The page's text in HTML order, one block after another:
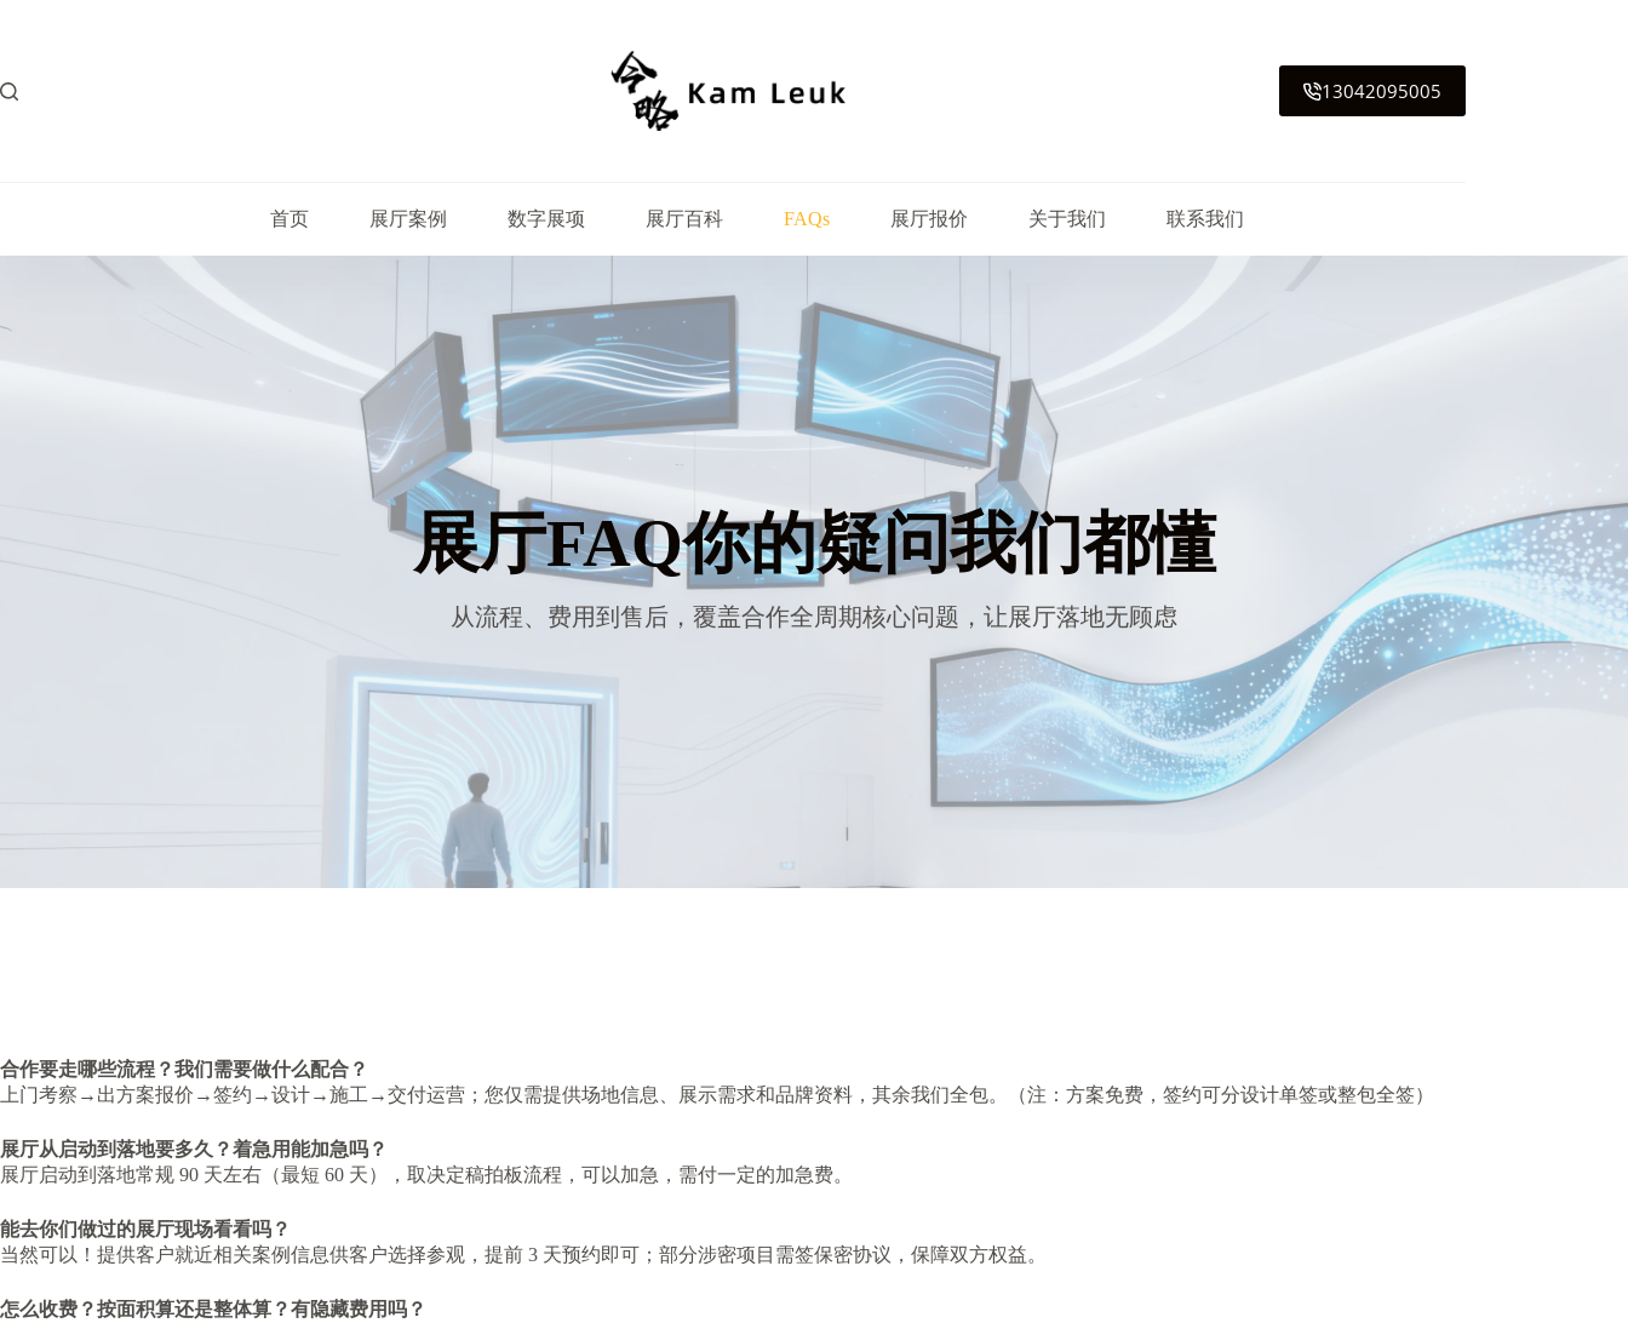
容
13042095005
首页 展厅案例 数字展项 展厅百科 FAQs 展厅报价 关于我们 联系我们
展厅FAQ你的疑问我们都懂
从流程、费用到售后，覆盖合作全周期核心问题，让展厅落地无顾虑
合作要走哪些流程？我们需要做什么配合？
上门考察→出方案报价→签约→设计→施工→交付运营；您仅需提供场地信息、展示需求和品牌资料，其余我们全包。（注：方案免费，签约可分设计单签或整包全签）
展厅从启动到落地要多久？着急用能加急吗？
展厅启动到落地常规 90 天左右（最短 60 天），取决定稿拍板流程，可以加急，需付一定的加急费。
能去你们做过的展厅现场看看吗？
当然可以！提供客户就近相关案例信息供客户选择参观，提前 3 天预约即可；部分涉密项目需签保密协议，保障双方权益。
怎么收费？按面积算还是整体算？有隐藏费用吗？